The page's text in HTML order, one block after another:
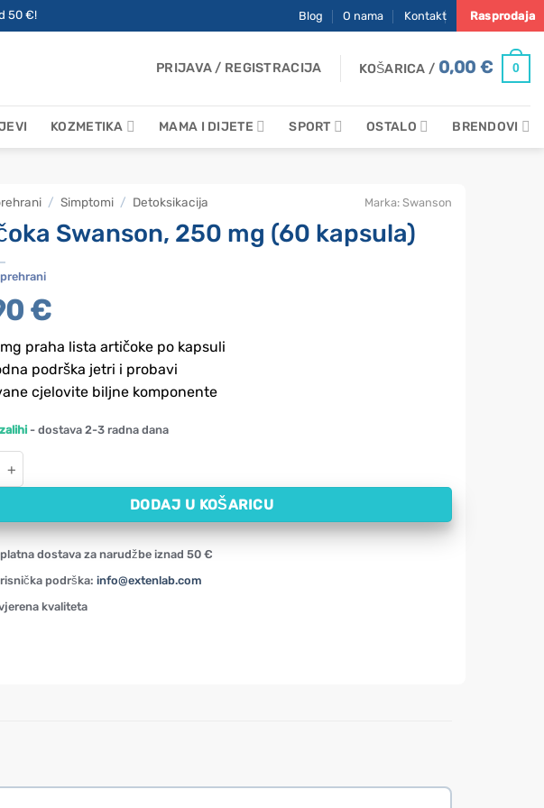
50 €! Blog O nama Kontakt Rasprodaja
PRIJAVA / REGISTRACIJA KOŠARICA / 0,00€ 0
KOZMETIKA MAMA I DIJETE SPORT OSTALO BRENDOVI
/ Simptomi / Detoksikacija
Swanson, 250 mg (60 kapsula)
€
praha lista artičoke po kapsuli
podrška jetri i probavi
cjelovite biljne komponente
- dostava 2-3 radna dana
Swanson, 250 mg (60 kapsula) količina
DODAJ U KOŠARICU
dostava za narudžbe iznad 50 €
podrška: info@extenlab.com
kvaliteta
Marka: Swanson